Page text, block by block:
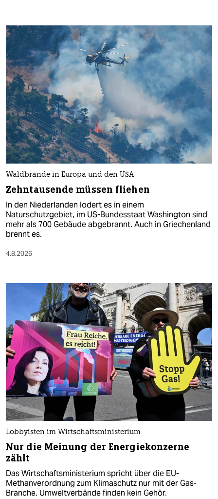
Waldbrände in Europa und den USA
Zehntausende müssen fliehen
In den Niederlanden lodert es in einem
Naturschutzgebiet, im US-Bundesstaat Washington sind
mehr als 700 Gebäude abgebrannt. Auch in Griechenland
brennt es.
4.8.2026
Lobbyisten im Wirtschaftsministerium
Nur die Meinung der Energiekonzerne
zählt
Das Wirtschaftsministerium spricht über die EU-
Methanverordnung zum Klimaschutz nur mit der Gas-
Branche. Umweltverbände finden kein Gehör.